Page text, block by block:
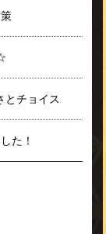
とチョイス
た！